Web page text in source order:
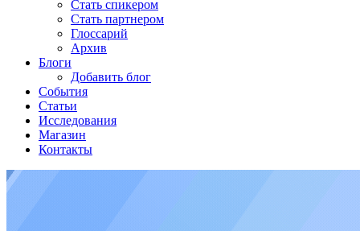
Стать спикером
Стать партнером
Глоссарий
Архив
Блоги
Добавить блог
События
Статьи
Исследования
Магазин
Контакты